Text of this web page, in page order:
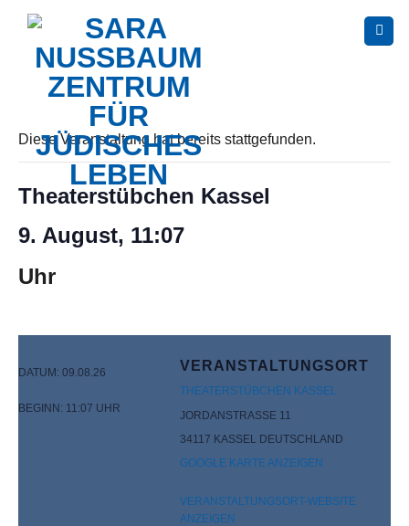
Skip
content
Diese Veranstaltung hat bereits stattgefunden.
Theaterstübchen Kassel
9. August, 11:07
Uhr
DATUM: 09.08.26
BEGINN: 11:07 UHR
VERANSTALTUNGSORT
THEATERSTÜBCHEN KASSEL
JORDANSTRASSE 11
34117 KASSEL DEUTSCHLAND
GOOGLE KARTE ANZEIGEN
VERANSTALTUNGSORT-WEBSITE
ANZEIGEN